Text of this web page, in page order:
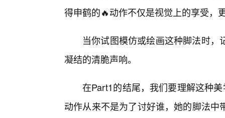
得申鹤的🔥动作不仅是视觉上的享受，
当你试图模仿或绘画这种脚法时
凝结的清脆声响。
在Part1的结尾，我们要理解这种
动作从来不是为了讨好谁，她的脚法